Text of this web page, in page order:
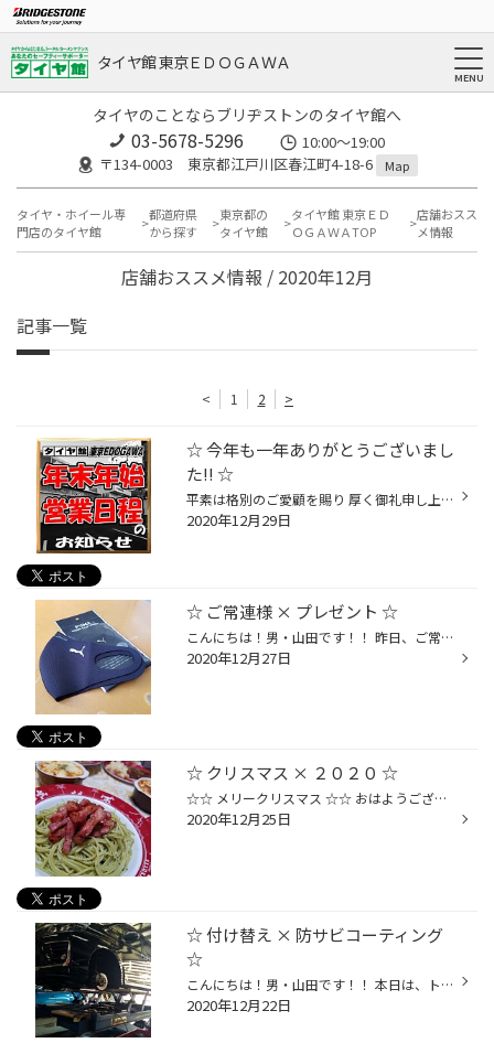
タイヤ館 東京ＥＤＯＧＡＷＡ
タイヤのことならブリヂストンのタイヤ館へ
03-5678-5296
10:00～19:00
〒134-0003 東京都江戸川区春江町4-18-6
Map
タイヤ・ホイール専
門店のタイヤ館
都道府県
から探す
東京都の
タイヤ館
タイヤ館 東京ＥＤ
ＯＧＡＷＡTOP
店舗おスス
メ情報
店舗おススメ情報 / 2020年12月
記事一覧
< 1 2 >
☆ 今年も一年ありがとうございまし
た!! ☆
平素は格別のご愛顧を賜り 厚く御礼申し上げます。 年末年始の営業日程を 下記の通り再度ご案内申し上げます。 甚だ勝手ではございますが 何卒ご了承くださいますよう お願い申し上げます。 本年中の御愛顧に 心より御礼申し上げますとともに、 来年も変わらぬお引き立てのほど よろしくお願い申し...
2020年12月29日
☆ ご常連様 × プレゼント ☆
こんにちは！男・山田です！！ 昨日、ご常連様より☆ カッコ良いマスクを頂きました!! (^^)/ 【 PUMA マスク 】 ☆☆ す、素敵ですねぇ～♪♪ 毎朝10kmジョギングしている 私、男・山田にはピッタリです!! ※ウソです。たまに2～3km歩く程度です。 仕事中に使ってしまうと、 すぐに汚れてしまうので... 年...
2020年12月27日
☆ クリスマス × ２０２０ ☆
☆☆ メリークリスマス ☆☆ おはようございます！男・山田です！！ クリスマスの朝ｯ！ とても気持ちの良い朝ですね☆(^^)/ 皆さまのクリスマスパーティーは 昨日でしたか？ 今日ですか？？ 我が家は昨日でした☆☆(^^)v 嫁さんが作ってくれた沢山のクリスマスメニューと、 先日ご紹介させて頂いた [ メゾ...
2020年12月25日
☆ 付け替え × 防サビコーティング
☆
こんにちは！男・山田です！！ 本日は、トヨタ ＶＯＸＹの 【 付替え & 防サビコーティング施工 】 から スタートです☆(^^)/ 夏→冬タイヤへの付替えが多いこの時期は、 ハブ回りのサビ取り・防サビコーティングの 施工台数が凄く増えます!! 通常ですと... [ タイヤ脱着料金 ] + [ 防サビコーティン...
2020年12月22日